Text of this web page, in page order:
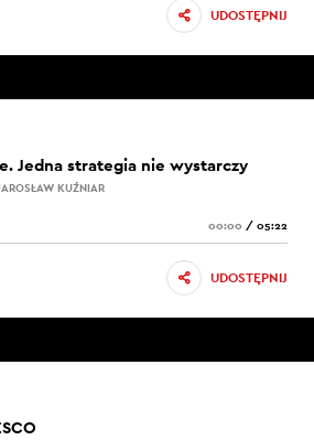
UDOSTĘPNIJ
Jedna strategia nie wystarczy
KUŹNIAR
00:00 / 05:22
UDOSTĘPNIJ